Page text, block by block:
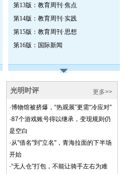
第13版：教育周刊·焦点
第14版：教育周刊·实践
第15版：教育周刊·思想
第16版：国际新闻